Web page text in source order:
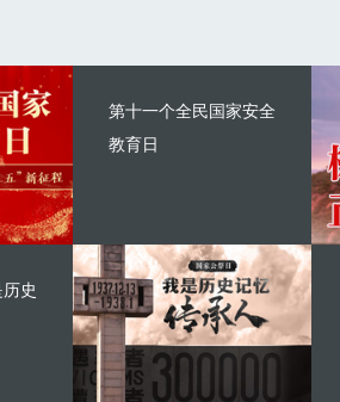
第十一个全民国家安全
教育日
史